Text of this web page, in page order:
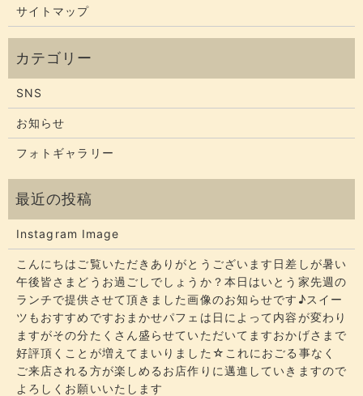
サイトマップ
SNS
お知らせ
フォトギャラリー
Instagram Image
こんにちはご覧いただきありがとうございます​​​日差しが暑い
午後皆さまどうお過ごしでしょうか？​​​本日はいとう家先週の
ランチで提供させて頂きました画像のお知らせです♪スイー
ツもおすすめですおまかせパフェは日によって内容が変わり
ますがその分たくさん盛らせていただいてます​​​おかげさまで
好評頂くことが増えてまいりました☆​​これにおごる事なく
ご来店される方が楽しめるお店作りに邁進していきますので
よろしくお願いいたします